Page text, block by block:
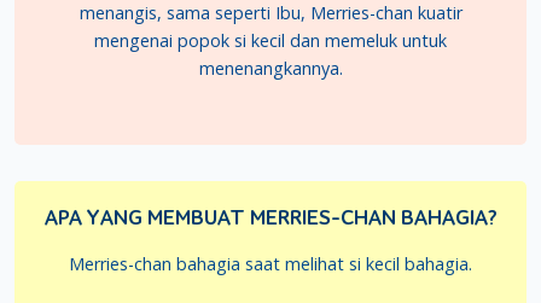
menangis, sama seperti Ibu, Merries-chan kuatir
mengenai popok si kecil dan memeluk untuk
menenangkannya.
APA YANG MEMBUAT MERRIES-CHAN BAHAGIA?
Merries-chan bahagia saat melihat si kecil bahagia.